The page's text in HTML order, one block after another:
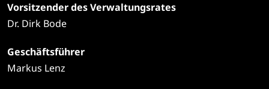
Vorsitzender des Verwaltungsrates
Dr. Dirk Bode
Geschäftsführer
Markus Lenz